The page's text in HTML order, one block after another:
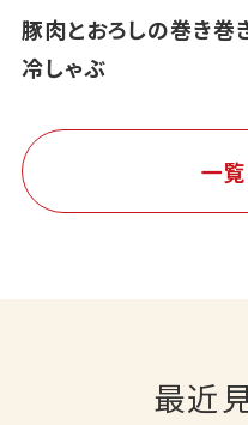
豚肉とおろしの巻き巻
冷しゃぶ
一
最近